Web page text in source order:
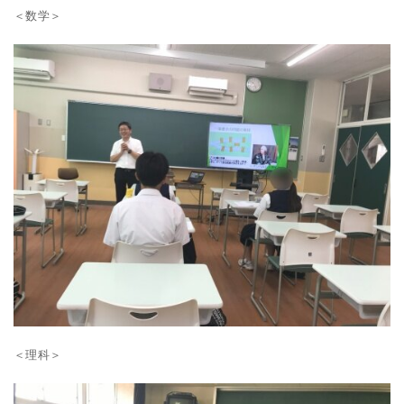
＜数学＞
＜理科＞